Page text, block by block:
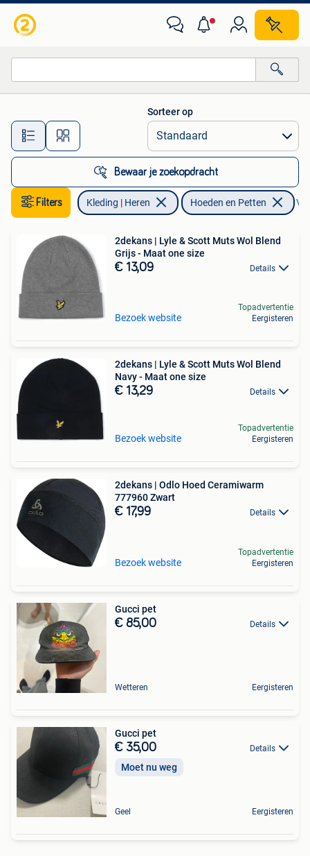
Alle afstanden…
Sorteer op
Bewaar je zoekopdracht
Filters Kleding | Heren Hoeden en Petten
2dekans | Lyle & Scott Muts Wol Blend
Grijs - Maat one size
€ 13,09 Details
Bezoek website
Topadvertentie
Eergisteren
2dekans | Lyle & Scott Muts Wol Blend
Navy - Maat one size
€ 13,29 Details
Bezoek website
Topadvertentie
Eergisteren
2dekans | Odlo Hoed Ceramiwarm
777960 Zwart
€ 17,99 Details
Bezoek website
Topadvertentie
Eergisteren
Gucci pet
€ 85,00 Details
Wetteren Eergisteren
Gucci pet
€ 35,00 Details
Moet nu weg
Geel Eergisteren